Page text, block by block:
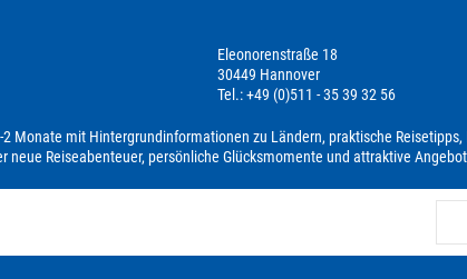
Eleonorenstraße 18
30449 Hannover
Tel.: +49 (0)511 - 35 39 32 56
Monate mit Hintergrundinformationen zu Ländern, praktische Reisetipps,
neue Reiseabenteuer, persönliche Glücksmomente und attraktive